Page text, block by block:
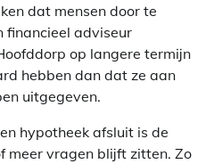
dat mensen door te
financieel adviseur
op langere termijn
hebben dan dat ze aan
uitgegeven.
hypotheek afsluit is de
meer vragen blijft zitten. Zo